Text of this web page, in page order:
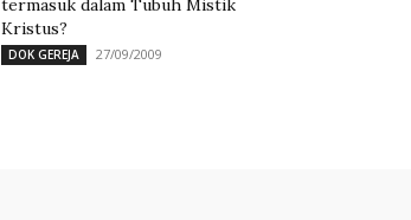
termasuk dalam Tubuh Mistik
Kristus?
DOK GEREJA 27/09/2009